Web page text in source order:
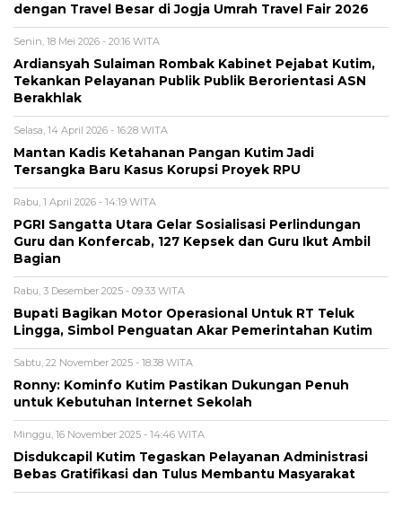
dengan Travel Besar di Jogja Umrah Travel Fair 2026
Senin, 18 Mei 2026 - 20:16 WITA
Ardiansyah Sulaiman Rombak Kabinet Pejabat Kutim,
Tekankan Pelayanan Publik Publik Berorientasi ASN
Berakhlak
Selasa, 14 April 2026 - 16:28 WITA
Mantan Kadis Ketahanan Pangan Kutim Jadi
Tersangka Baru Kasus Korupsi Proyek RPU
Rabu, 1 April 2026 - 14:19 WITA
PGRI Sangatta Utara Gelar Sosialisasi Perlindungan
Guru dan Konfercab, 127 Kepsek dan Guru Ikut Ambil
Bagian
Rabu, 3 Desember 2025 - 09:33 WITA
Bupati Bagikan Motor Operasional Untuk RT Teluk
Lingga, Simbol Penguatan Akar Pemerintahan Kutim
Sabtu, 22 November 2025 - 18:38 WITA
Ronny: Kominfo Kutim Pastikan Dukungan Penuh
untuk Kebutuhan Internet Sekolah
Minggu, 16 November 2025 - 14:46 WITA
Disdukcapil Kutim Tegaskan Pelayanan Administrasi
Bebas Gratifikasi dan Tulus Membantu Masyarakat